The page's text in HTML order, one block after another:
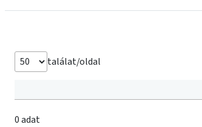
találat/oldal
0 adat